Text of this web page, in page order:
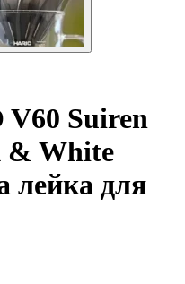
Suiren
& White
лейка для